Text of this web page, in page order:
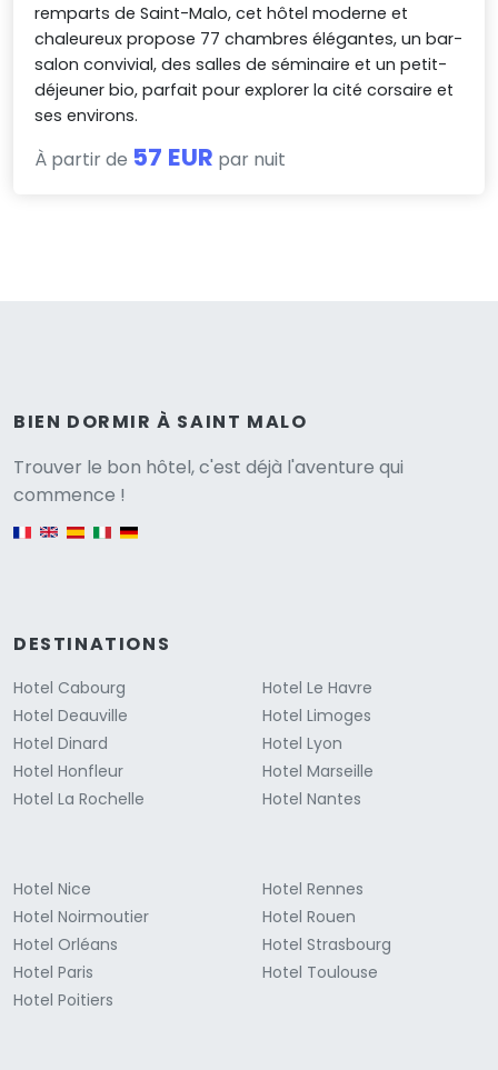
remparts de Saint-Malo, cet hôtel moderne et
chaleureux propose 77 chambres élégantes, un bar-
salon convivial, des salles de séminaire et un petit-
déjeuner bio, parfait pour explorer la cité corsaire et
ses environs.
À partir de 57 EUR par nuit
BIEN DORMIR À SAINT MALO
Trouver le bon hôtel, c'est déjà l'aventure qui
commence !
DESTINATIONS
Hotel Cabourg
Hotel Deauville
Hotel Dinard
Hotel Honfleur
Hotel La Rochelle
Hotel Le Havre
Hotel Limoges
Hotel Lyon
Hotel Marseille
Hotel Nantes
Hotel Nice
Hotel Noirmoutier
Hotel Orléans
Hotel Paris
Hotel Poitiers
Hotel Rennes
Hotel Rouen
Hotel Strasbourg
Hotel Toulouse